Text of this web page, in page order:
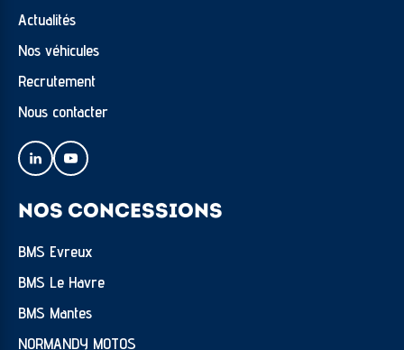
Actualités
Nos véhicules
Recrutement
Nous contacter
NOS CONCESSIONS
BMS Evreux
BMS Le Havre
BMS Mantes
NORMANDY MOTOS